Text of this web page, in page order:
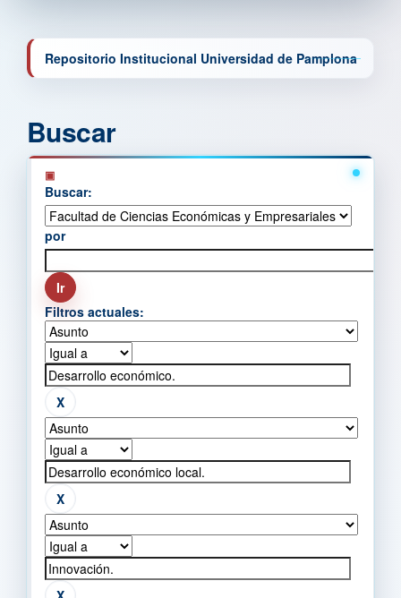
Repositorio Institucional Universidad de Pamplona
Buscar
Buscar:
por
Filtros actuales: